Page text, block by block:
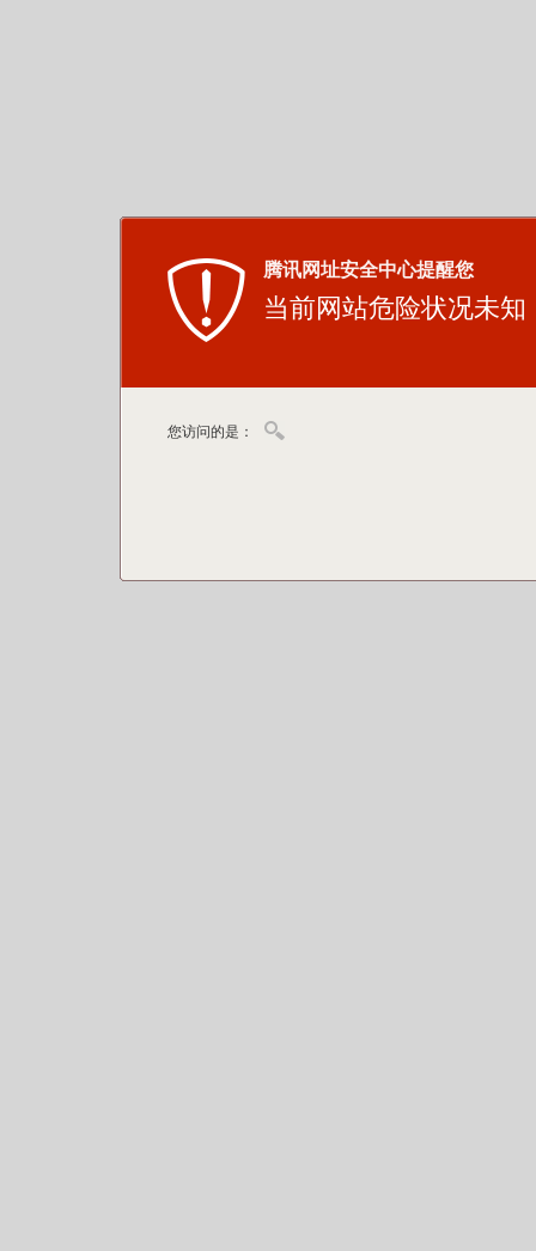
腾讯网址安全中心提醒您
当前网站危险状况未知
您访问的是：